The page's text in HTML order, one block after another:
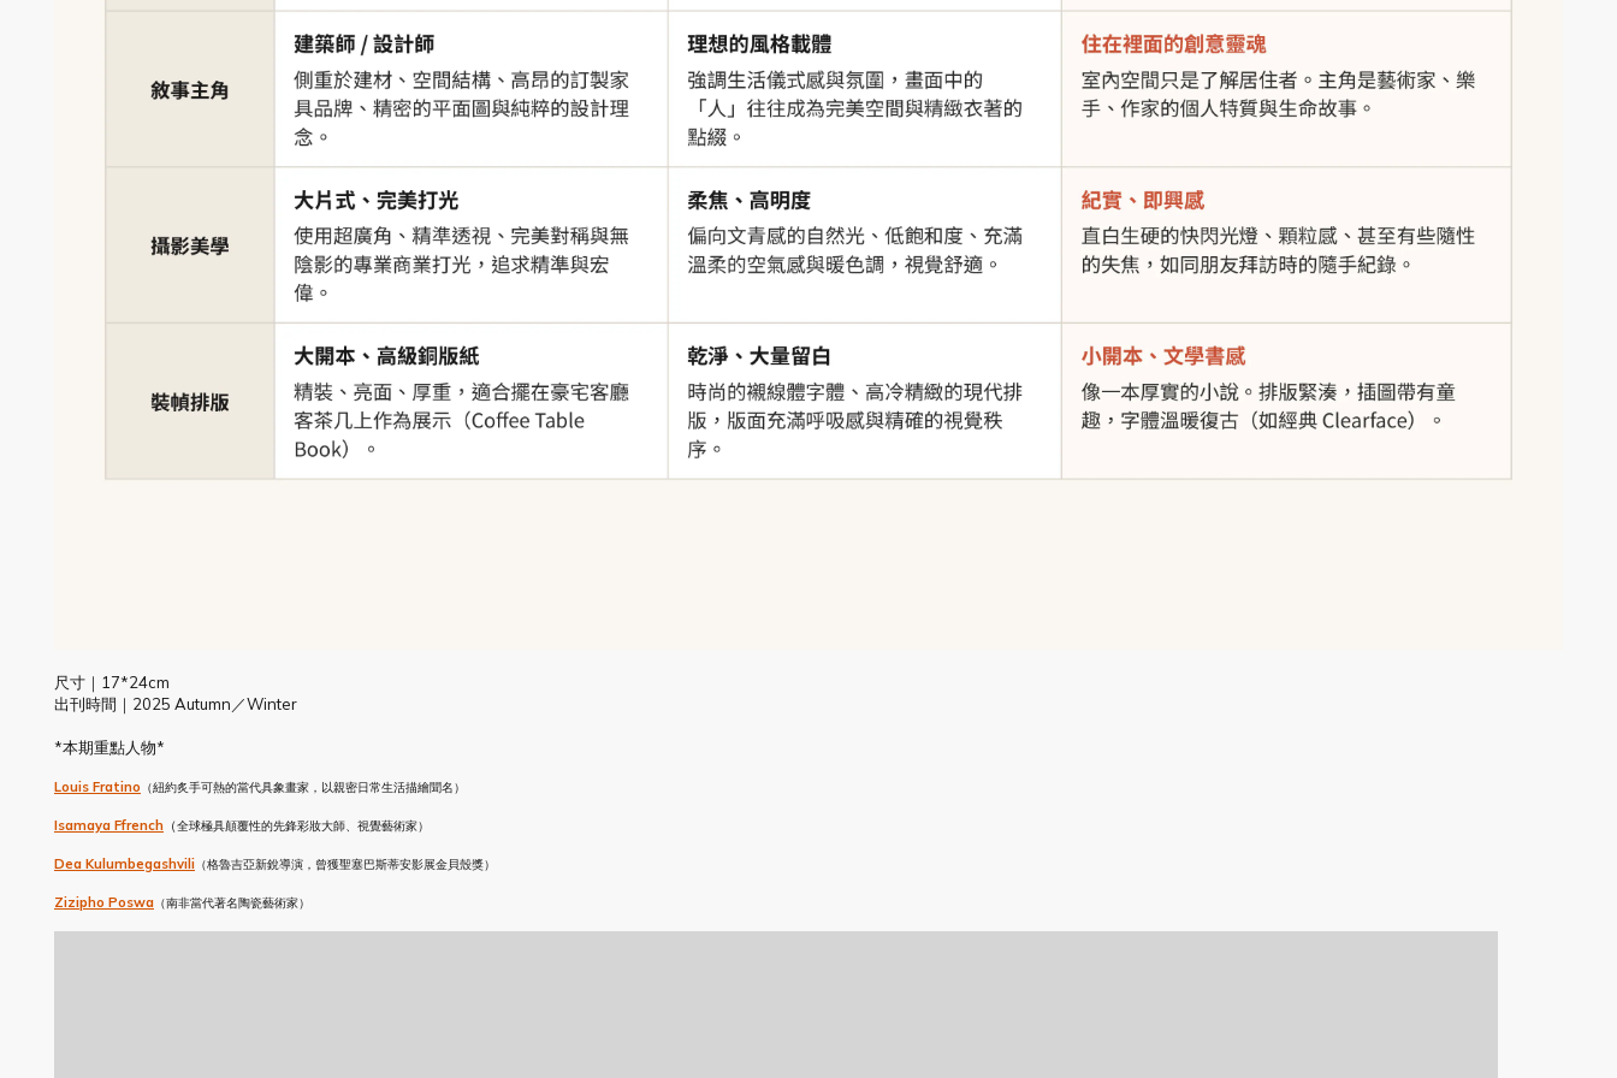
尺寸｜17*24cm
出刊時間｜2025 Autumn／Winter
*本期重點人物*
Louis Fratino （紐約炙手可熱的當代具象畫家，以親密日常生活描繪聞名）
Isamaya Ffrench （全球極具顛覆性的先鋒彩妝大師、視覺藝術家）
Dea Kulumbegashvili （格魯吉亞新銳導演，曾獲聖塞巴斯蒂安影展金貝殼獎）
Zizipho Poswa （南非當代著名陶瓷藝術家）